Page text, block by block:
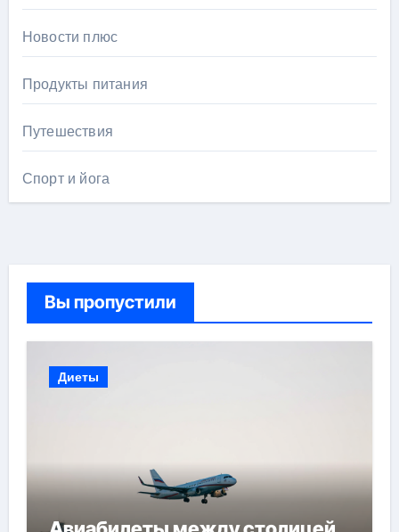
Новости плюс
Продукты питания
Путешествия
Спорт и йога
Вы пропустили
Диеты